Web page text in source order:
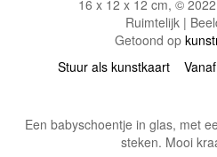
16 x 12 x 12 cm, ©
Ruimtelijk |
Getoond op
Stuur als kunstkaart
Een babyschoentje in glas, met
steken. Mooi